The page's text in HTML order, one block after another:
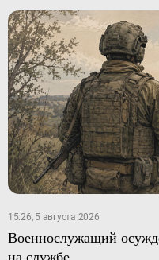
15:26, 5 августа 2026
Военнослужащий
на службе